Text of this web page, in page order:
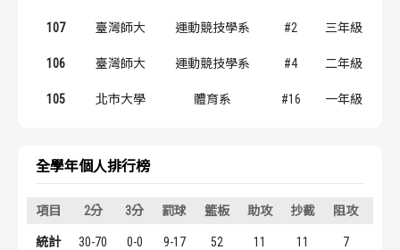
歷屆個人獎得主
歷屆個人獎得主
107 臺灣師大 運動競技學系 #2 三年級
106 臺灣師大 運動競技學系 #4 二年級
105 北市大學 體育系 #16 一年級
全學年個人排行榜
項目 2分 3分 罰球 籃板 助攻 抄截 阻攻
統計 30-70 0-0 9-17 52 11 11 7